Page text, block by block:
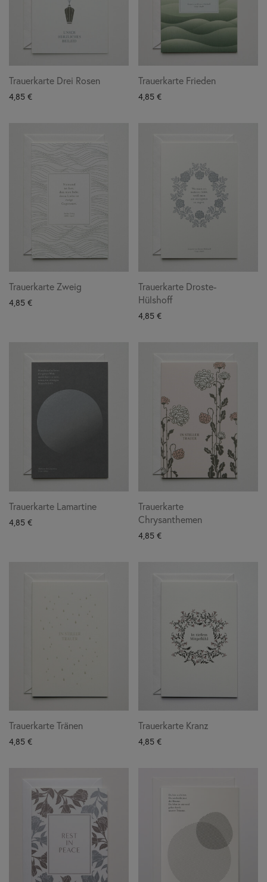
Trauerkarte Drei Rosen
4,85 €
Trauerkarte Frieden
4,85 €
Trauerkarte Zweig
4,85 €
Trauerkarte Droste-
Hülshoff
4,85 €
Trauerkarte Lamartine
4,85 €
Trauerkarte
Chrysanthemen
4,85 €
Trauerkarte Tränen
4,85 €
Trauerkarte Kranz
4,85 €